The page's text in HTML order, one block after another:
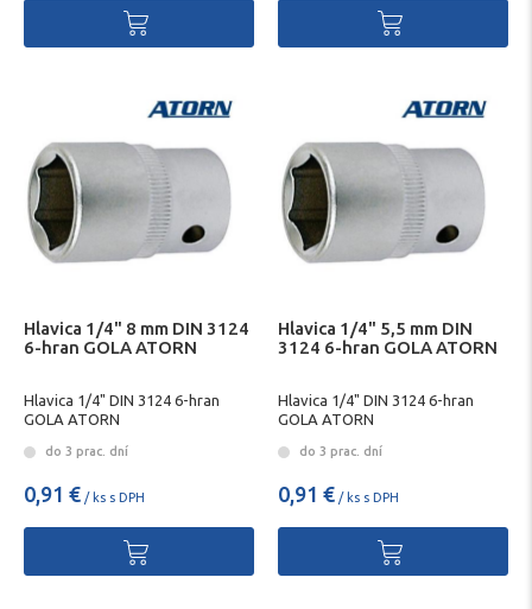
Hlavica 1/4" 8 mm DIN 3124
6-hran GOLA ATORN
Hlavica 1/4" DIN 3124 6-hran
GOLA ATORN
do 3 prac. dní
0,91 € / ks s DPH
Hlavica 1/4" 5,5 mm DIN
3124 6-hran GOLA ATORN
Hlavica 1/4" DIN 3124 6-hran
GOLA ATORN
do 3 prac. dní
0,91 € / ks s DPH